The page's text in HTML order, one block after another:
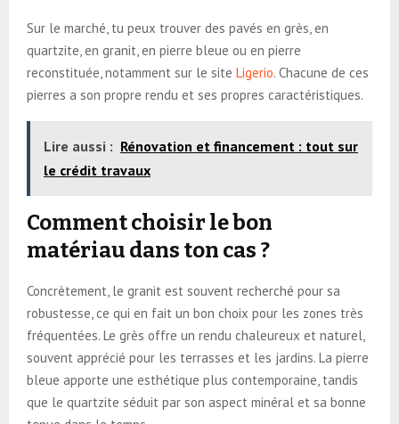
Sur le marché, tu peux trouver des pavés en grès, en
quartzite, en granit, en pierre bleue ou en pierre
reconstituée, notamment sur le site Ligerio. Chacune de ces
pierres a son propre rendu et ses propres caractéristiques.
Lire aussi : Rénovation et financement : tout sur
le crédit travaux
Comment choisir le bon
matériau dans ton cas ?
Concrètement, le granit est souvent recherché pour sa
robustesse, ce qui en fait un bon choix pour les zones très
fréquentées. Le grès offre un rendu chaleureux et naturel,
souvent apprécié pour les terrasses et les jardins. La pierre
bleue apporte une esthétique plus contemporaine, tandis
que le quartzite séduit par son aspect minéral et sa bonne